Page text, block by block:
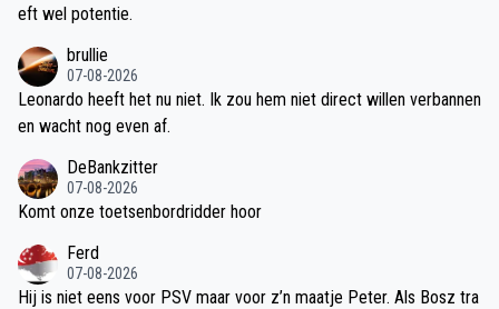
eft wel potentie.
brullie
07-08-2026
Leonardo heeft het nu niet. Ik zou hem niet direct willen verbannen
en wacht nog even af.
DeBankzitter
07-08-2026
Komt onze toetsenbordridder hoor
Ferd
07-08-2026
Hij is niet eens voor PSV maar voor z’n maatje Peter. Als Bosz tra